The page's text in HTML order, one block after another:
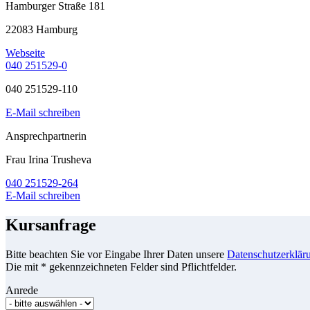
Hamburger Straße 181
22083 Hamburg
Webseite
040 251529-0
040 251529-110
E-Mail schreiben
Ansprechpartnerin
Frau Irina Trusheva
040 251529-264
E-Mail schreiben
Kursanfrage
Bitte beachten Sie vor Eingabe Ihrer Daten unsere
Die mit * gekennzeichneten Felder sind Pflichtfelder.
Anrede